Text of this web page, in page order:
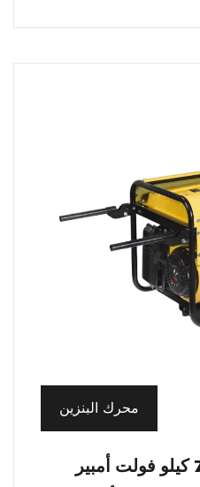
محرك البنزين
محرك بنزين منزلي 7.5 كيلو فولت أمبير